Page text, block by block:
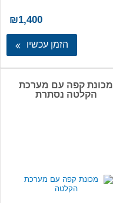
₪1,400
הזמן עכשיו
מכונת קפה עם מערכת
הקלטה נסתרת